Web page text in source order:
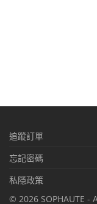
追蹤訂單
忘記密碼
私隱政策
© 2026 SOPHAUTE -